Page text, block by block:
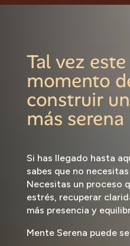
Tal vez
momento
construir
más serena
Si has llegado hasta
sabes que no
Necesitas un proceso
estrés, recuperar
más presencia y
Mente Serena puede